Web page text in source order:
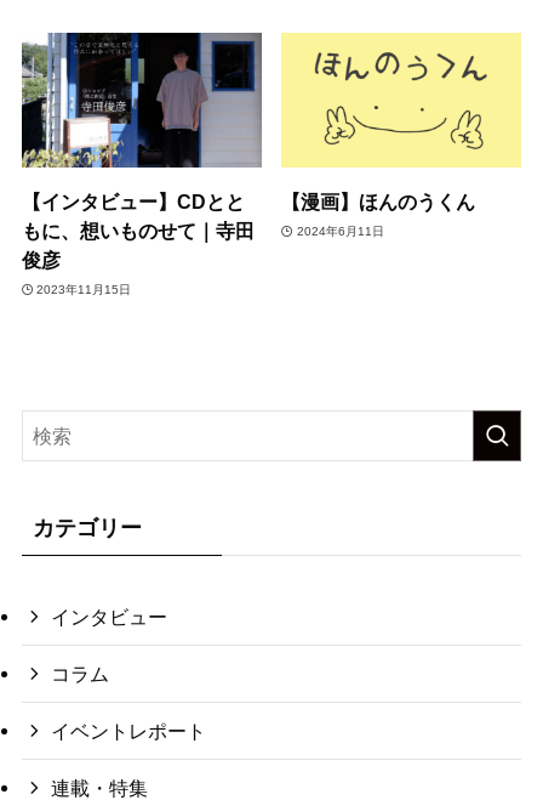
【インタビュー】CDとと
もに、想いものせて｜寺田
俊彦
2023年11月15日
【漫画】ほんのうくん
2024年6月11日
カテゴリー
インタビュー
コラム
イベントレポート
連載・特集